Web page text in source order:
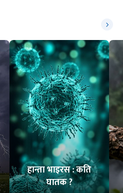
हान्ता भाइरस : कति
घातक ?